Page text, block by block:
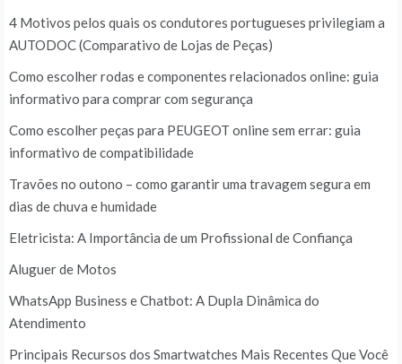
4 Motivos pelos quais os condutores portugueses privilegiam a
AUTODOC (Comparativo de Lojas de Peças)
Como escolher rodas e componentes relacionados online: guia
informativo para comprar com segurança
Como escolher peças para PEUGEOT online sem errar: guia
informativo de compatibilidade
Travões no outono – como garantir uma travagem segura em
dias de chuva e humidade
Eletricista: A Importância de um Profissional de Confiança
Aluguer de Motos
WhatsApp Business e Chatbot: A Dupla Dinâmica do
Atendimento
Principais Recursos dos Smartwatches Mais Recentes Que Você